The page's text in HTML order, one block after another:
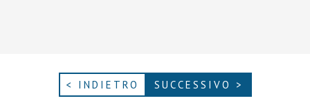
< INDIETRO SUCCESSIVO >